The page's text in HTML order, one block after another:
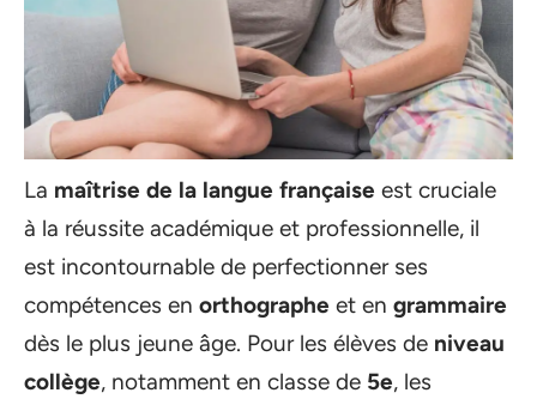
La maîtrise de la langue française est cruciale
à la réussite académique et professionnelle, il
est incontournable de perfectionner ses
compétences en orthographe et en grammaire
dès le plus jeune âge. Pour les élèves de niveau
collège, notamment en classe de 5e, les